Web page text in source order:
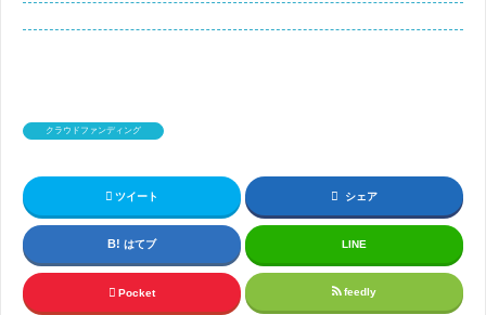
クラウドファンディング
ツイート シェア
はてブ LINE
Pocket feedly